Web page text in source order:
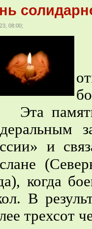
08:00;
и
когда
В
трехсот